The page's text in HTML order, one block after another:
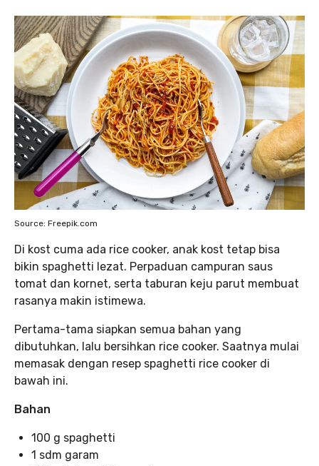
Source: Freepik.com
Di kost cuma ada rice cooker, anak kost tetap bisa
bikin spaghetti lezat. Perpaduan campuran saus
tomat dan kornet, serta taburan keju parut membuat
rasanya makin istimewa.
Pertama-tama siapkan semua bahan yang
dibutuhkan, lalu bersihkan rice cooker. Saatnya mulai
memasak dengan resep spaghetti rice cooker di
bawah ini.
Bahan
100 g spaghetti
1 sdm garam